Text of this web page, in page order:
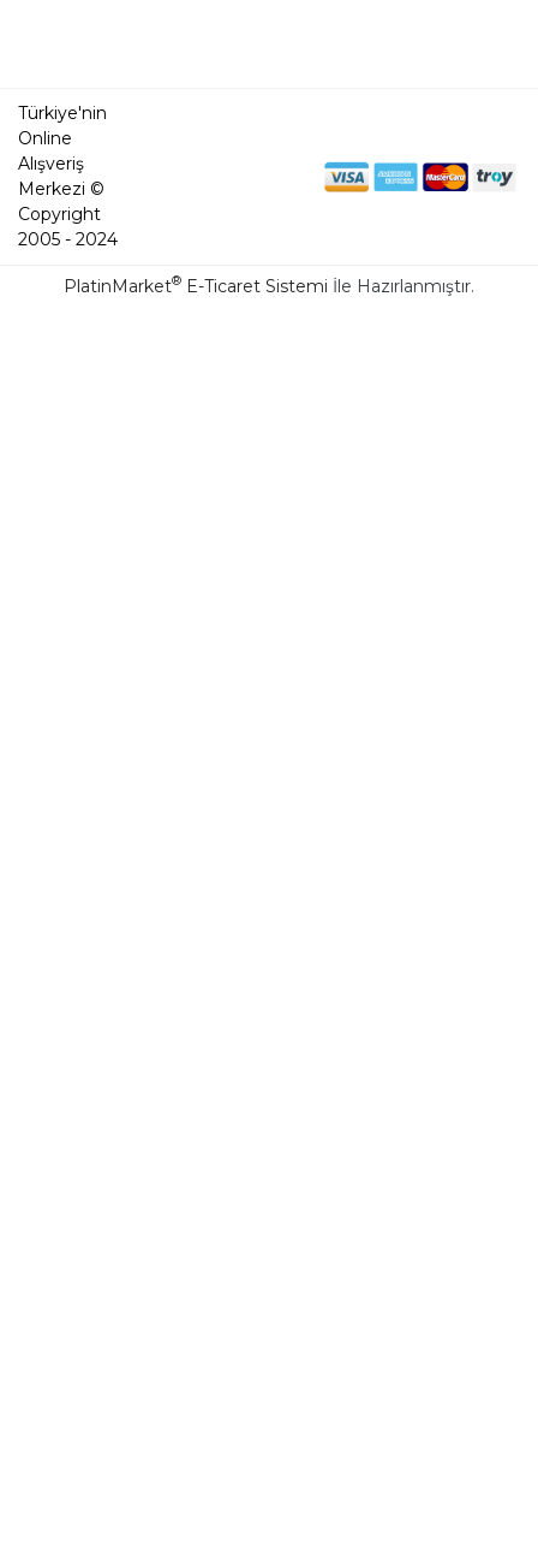
Türkiye'nin
Online
Alışveriş
Merkezi ©
Copyright
2005 - 2024
PlatinMarket® E-Ticaret Sistemi İle Hazırlanmıştır.